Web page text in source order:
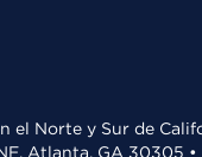
el Norte y Sur de
Atlanta, GA 30305